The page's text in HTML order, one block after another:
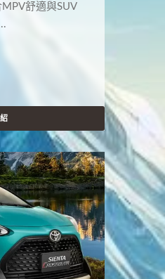
舒適與SUV